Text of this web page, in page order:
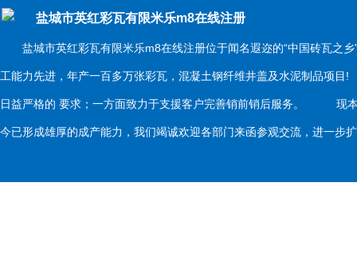
盐城市英红彩瓦有限米乐m8在线注册
盐城市英红彩瓦有限米乐m8在线注册位于闻名遐迩的“中国砖瓦之乡
工能力先进，年产一百多万张彩瓦，混凝土钢纤维井盖及水泥制品项
日益严格的 要求；一方面致力于支援客户完善销前销后服务。 现本
今已形成雄厚的成产能力，我们竭诚欢迎各部门来函参观交流，进一